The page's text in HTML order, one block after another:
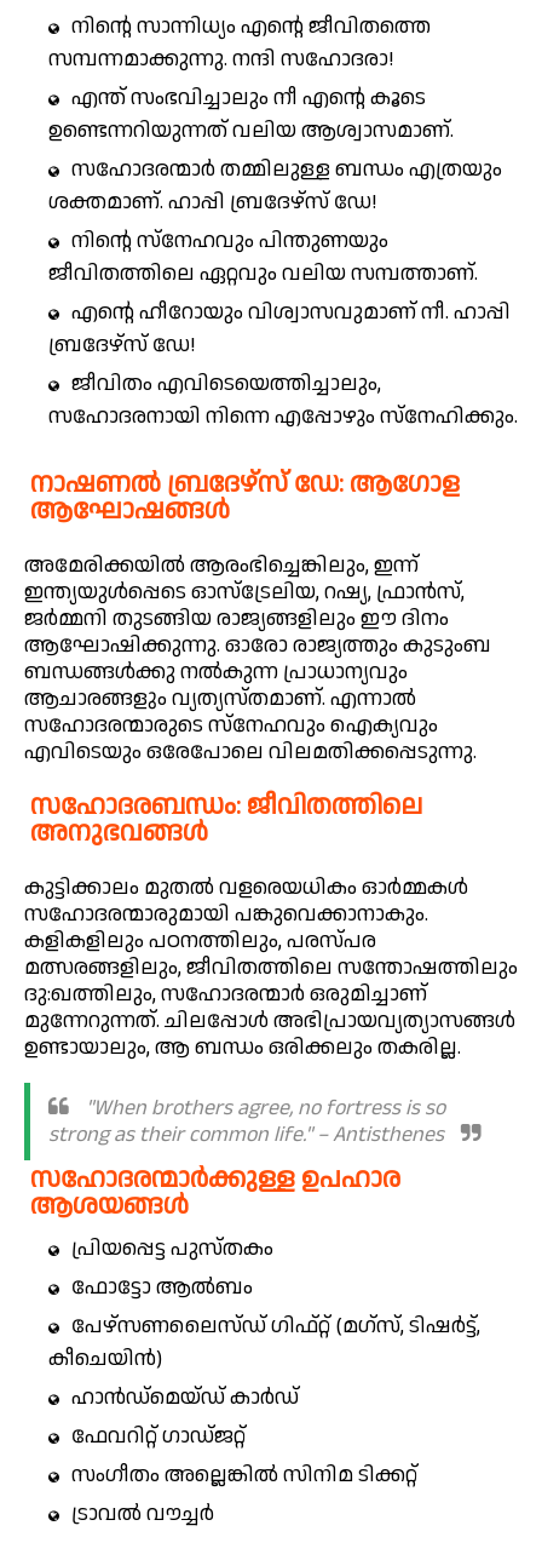
നിന്റെ സാന്നിധ്യം എന്റെ ജീവിതത്തെ
സമ്പന്നമാക്കുന്നു. നന്ദി സഹോദരാ!
എന്ത് സംഭവിച്ചാലും നീ എന്റെ കൂടെ
ഉണ്ടെന്നറിയുന്നത് വലിയ ആശ്വാസമാണ്.
സഹോദരന്മാർ തമ്മിലുള്ള ബന്ധം എത്രയും
ശക്തമാണ്. ഹാപ്പി ബ്രദേഴ്സ് ഡേ!
നിന്റെ സ്‌നേഹവും പിന്തുണയും
ജീവിതത്തിലെ ഏറ്റവും വലിയ സമ്പത്താണ്.
എന്റെ ഹീറോയും വിശ്വാസവുമാണ് നീ. ഹാപ്പി
ബ്രദേഴ്സ് ഡേ!
ജീവിതം എവിടെയെത്തിച്ചാലും,
സഹോദരനായി നിന്നെ എപ്പോഴും സ്‌നേഹിക്കും.
നാഷണൽ ബ്രദേഴ്സ് ഡേ: ആഗോള
ആഘോഷങ്ങൾ
അമേരിക്കയിൽ ആരംഭിച്ചെങ്കിലും, ഇന്ന്
ഇന്ത്യയുൾപ്പെടെ ഓസ്ട്രേലിയ, റഷ്യ, ഫ്രാൻസ്,
ജർമ്മനി തുടങ്ങിയ രാജ്യങ്ങളിലും ഈ ദിനം
ആഘോഷിക്കുന്നു. ഓരോ രാജ്യത്തും കുടുംബ
ബന്ധങ്ങൾക്കു നൽകുന്ന പ്രാധാന്യവും
ആചാരങ്ങളും വ്യത്യസ്തമാണ്. എന്നാൽ
സഹോദരന്മാരുടെ സ്‌നേഹവും ഐക്യവും
എവിടെയും ഒരേപോലെ വിലമതിക്കപ്പെടുന്നു.
സഹോദരബന്ധം: ജീവിതത്തിലെ
അനുഭവങ്ങൾ
കുട്ടിക്കാലം മുതൽ വളരെയധികം ഓർമ്മകൾ
സഹോദരന്മാരുമായി പങ്കുവെക്കാനാകും.
കളികളിലും പഠനത്തിലും, പരസ്പര
മത്സരങ്ങളിലും, ജീവിതത്തിലെ സന്തോഷത്തിലും
ദു:ഖത്തിലും, സഹോദരന്മാർ ഒരുമിച്ചാണ്
മുന്നേറുന്നത്. ചിലപ്പോൾ അഭിപ്രായവ്യത്യാസങ്ങൾ
ഉണ്ടായാലും, ആ ബന്ധം ഒരിക്കലും തകരില്ല.
"When brothers agree, no fortress is so
strong as their common life." – Antisthenes
സഹോദരന്മാർക്കുള്ള ഉപഹാര
ആശയങ്ങൾ
പ്രിയപ്പെട്ട പുസ്തകം
ഫോട്ടോ ആൽബം
പേഴ്സണലൈസ്ഡ് ഗിഫ്റ്റ് (മഗ്സ്, ടിഷർട്ട്,
കീചെയിൻ)
ഹാൻഡ്‌മെയ്ഡ് കാർഡ്
ഫേവറിറ്റ് ഗാഡ്ജറ്റ്
സംഗീതം അല്ലെങ്കിൽ സിനിമ ടിക്കറ്റ്
ട്രാവൽ വൗച്ചർ